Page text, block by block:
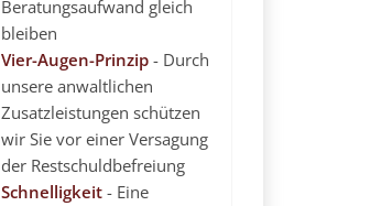
Beratungsaufwand gleich
bleiben
Vier-Augen-Prinzip- Durch
unsere anwaltlichen
Zusatzleistungen schützen
wir Sie vor einer Versagung
der Restschuldbefreiung
Schnelligkeit- Eine